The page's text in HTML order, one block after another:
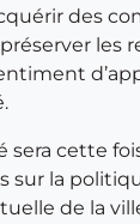
des
les
sera cette
sur la
de la